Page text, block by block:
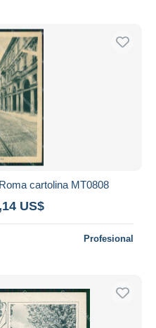
cartolina MT0808
US$
Profesional